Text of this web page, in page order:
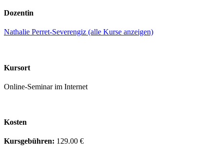
Dozentin
Nathalie Perret-Severengiz (alle Kurse anzeigen)
Kursort
Online-Seminar im Internet
Kosten
Kursgebühren: 129.00 €